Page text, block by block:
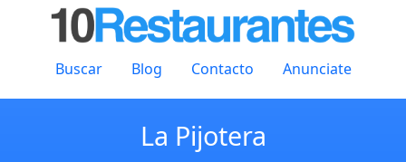
Buscar Blog Contacto Anunciate
La Pijotera